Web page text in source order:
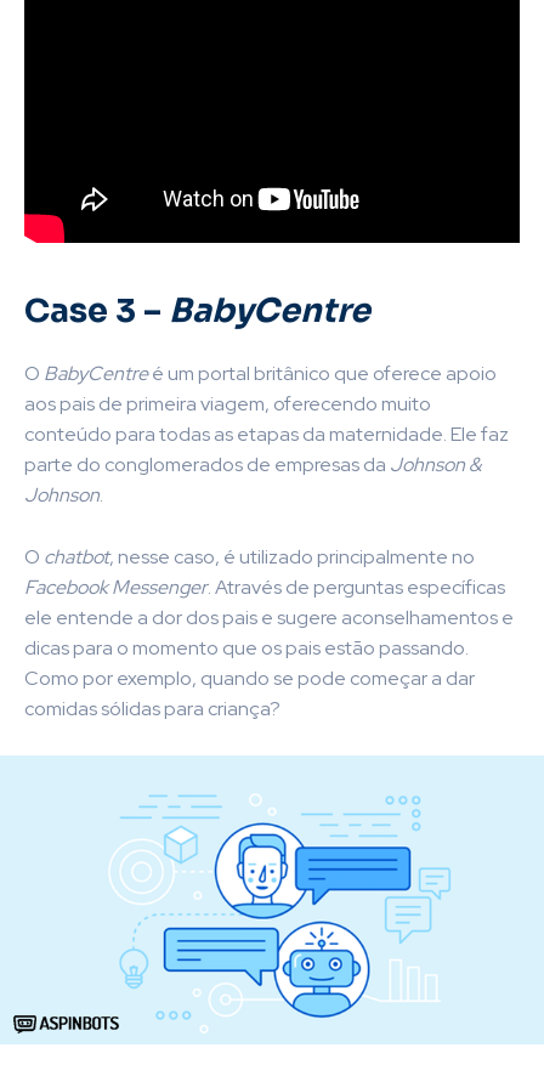
Case 3 – BabyCentre
O BabyCentreé um portal britânico que oferece apoio
aos pais de primeira viagem, oferecendo muito
conteúdo para todas as etapas da maternidade. Ele faz
parte do conglomerados de empresas da Johnson &
Johnson.
O chatbot, nesse caso, é utilizado principalmente no
Facebook Messenger. Através de perguntas específicas
ele entende a dor dos pais e sugere aconselhamentos e
dicas para o momento que os pais estão passando.
Como por exemplo, quando se pode começar a dar
comidas sólidas para criança?